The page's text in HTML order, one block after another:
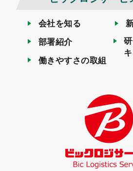
会社を知る
部署紹介
働きやすさの取組